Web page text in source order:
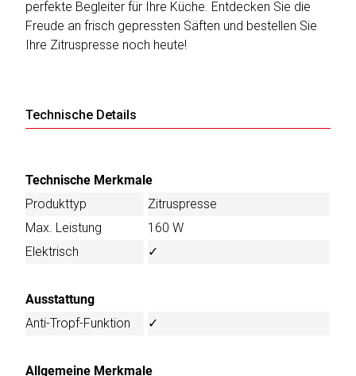
perfekte Begleiter für Ihre Küche. Entdecken Sie die
Freude an frisch gepressten Säften und bestellen Sie
Ihre Zitruspresse noch heute!
Technische Details
Technische Merkmale
Produkttyp
Zitruspresse
Max. Leistung
160 W
Elektrisch
✓
Ausstattung
Anti-Tropf-Funktion
✓
Allgemeine Merkmale